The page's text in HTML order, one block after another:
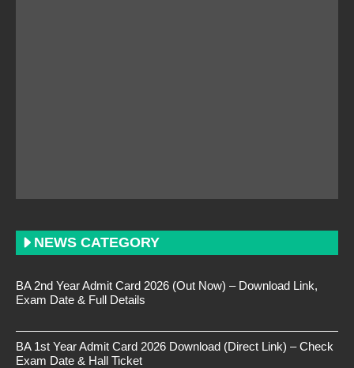
NEWS CATEGORY
BA 2nd Year Admit Card 2026 (Out Now) – Download Link,
Exam Date & Full Details
BA 1st Year Admit Card 2026 Download (Direct Link) – Check
Exam Date & Hall Ticket